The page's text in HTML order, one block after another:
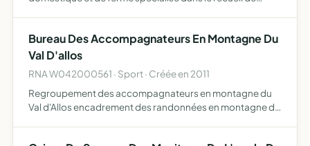
animaux, et tou…
Bureau Des Accompagnateurs En Montagne Du
Val D'allos
RNA W042000561 · Sport · Créée en 2011
Regroupement des accompagnateurs en montagne du
Val d'Allos encadrement des randonnées en montagne de